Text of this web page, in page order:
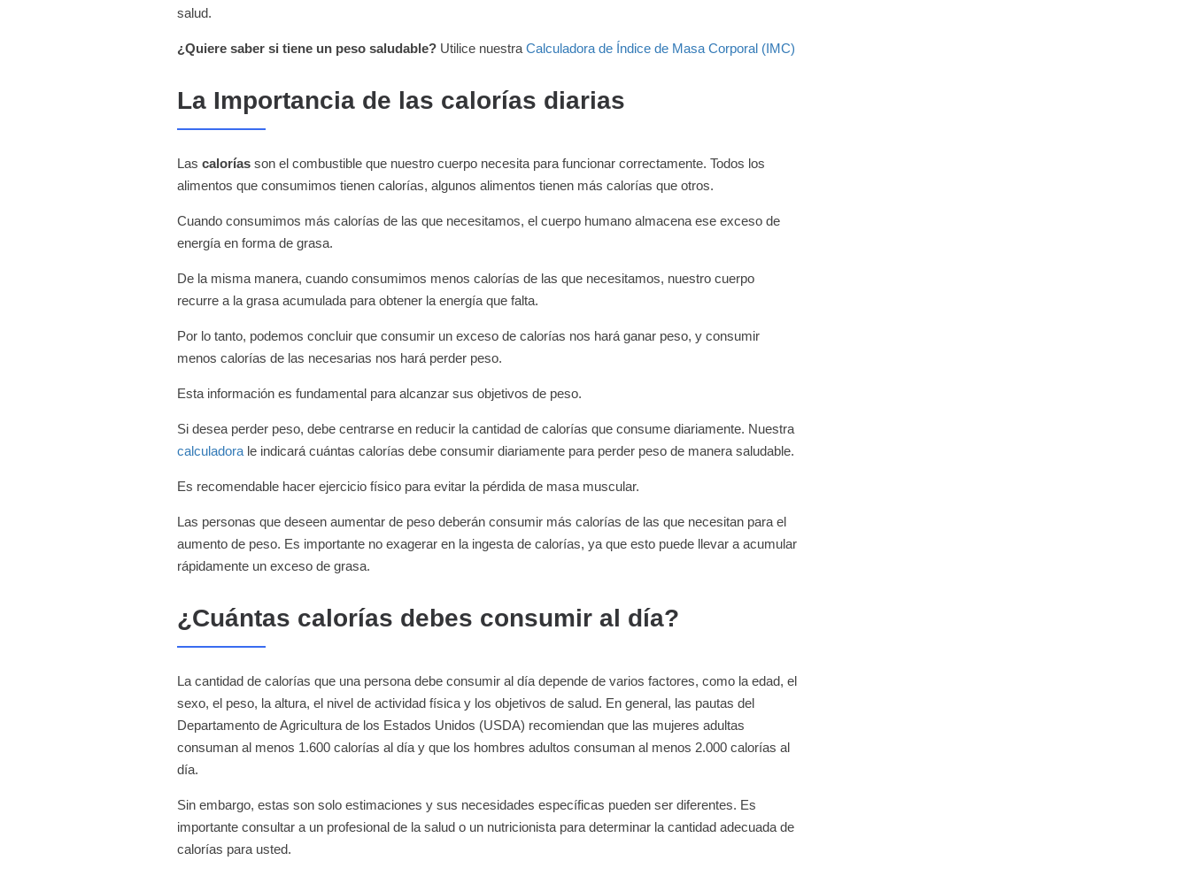
salud.
¿Quiere saber si tiene un peso saludable?Utilice nuestra Calculadora de Índice de Masa Corporal (IMC)
La Importancia de las calorías diarias
Las caloríasson el combustible que nuestro cuerpo necesita para funcionar correctamente. Todos los
alimentos que consumimos tienen calorías, algunos alimentos tienen más calorías que otros.
Cuando consumimos más calorías de las que necesitamos, el cuerpo humano almacena ese exceso de
energía en forma de grasa.
De la misma manera, cuando consumimos menos calorías de las que necesitamos, nuestro cuerpo
recurre a la grasa acumulada para obtener la energía que falta.
Por lo tanto, podemos concluir que consumir un exceso de calorías nos hará ganar peso, y consumir
menos calorías de las necesarias nos hará perder peso.
Esta información es fundamental para alcanzar sus objetivos de peso.
Si desea perder peso, debe centrarse en reducir la cantidad de calorías que consume diariamente. Nuestra
calculadorale indicará cuántas calorías debe consumir diariamente para perder peso de manera saludable.
Es recomendable hacer ejercicio físico para evitar la pérdida de masa muscular.
Las personas que deseen aumentar de peso deberán consumir más calorías de las que necesitan para el
aumento de peso. Es importante no exagerar en la ingesta de calorías, ya que esto puede llevar a acumular
rápidamente un exceso de grasa.
¿Cuántas calorías debes consumir al día?
La cantidad de calorías que una persona debe consumir al día depende de varios factores, como la edad, el
sexo, el peso, la altura, el nivel de actividad física y los objetivos de salud. En general, las pautas del
Departamento de Agricultura de los Estados Unidos (USDA) recomiendan que las mujeres adultas
consuman al menos 1.600 calorías al día y que los hombres adultos consuman al menos 2.000 calorías al
día.
Sin embargo, estas son solo estimaciones y sus necesidades específicas pueden ser diferentes. Es
importante consultar a un profesional de la salud o un nutricionista para determinar la cantidad adecuada de
calorías para usted.